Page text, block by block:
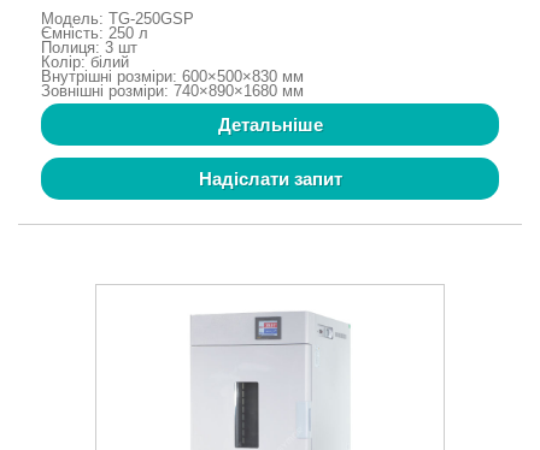
Модель: TG-250GSP
Ємність: 250 л
Полиця: 3 шт
Колір: білий
Внутрішні розміри: 600×500×830 мм
Зовнішні розміри: 740×890×1680 мм
Детальніше
Надіслати запит